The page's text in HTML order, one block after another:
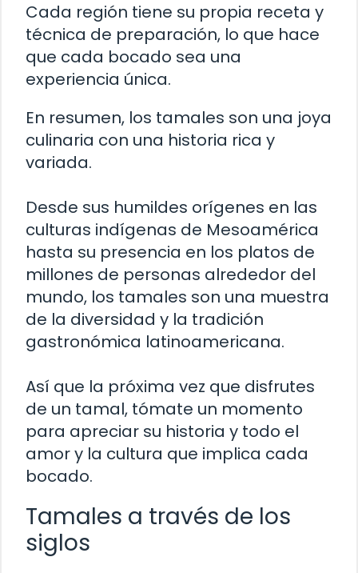
Cada región tiene su propia receta y
técnica de preparación, lo que hace
que cada bocado sea una
experiencia única.
En resumen, los tamales son una joya
culinaria con una historia rica y
variada.
Desde sus humildes orígenes en las
culturas indígenas de Mesoamérica
hasta su presencia en los platos de
millones de personas alrededor del
mundo, los tamales son una muestra
de la diversidad y la tradición
gastronómica latinoamericana.
Así que la próxima vez que disfrutes
de un tamal, tómate un momento
para apreciar su historia y todo el
amor y la cultura que implica cada
bocado.
Tamales a través de los
siglos